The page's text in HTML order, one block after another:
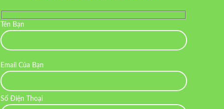
Tên Bạn
Email Của Bạn
Số Điện Thoại